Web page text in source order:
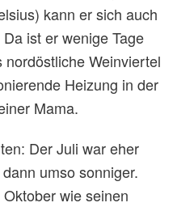
kann er sich auch
ist er wenige Tage
Weinviertel
Heizung in der
Mama.
Der Juli war eher
umso sonniger.
wie seinen